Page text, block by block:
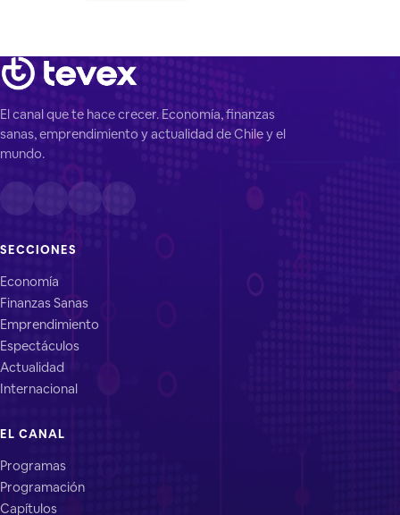
El canal que te hace crecer. Economía, finanzas
sanas, emprendimiento y actualidad de Chile y el
mundo.
SECCIONES
Economía
Finanzas Sanas
Emprendimiento
Espectáculos
Actualidad
Internacional
EL CANAL
Programas
Programación
Capítulos